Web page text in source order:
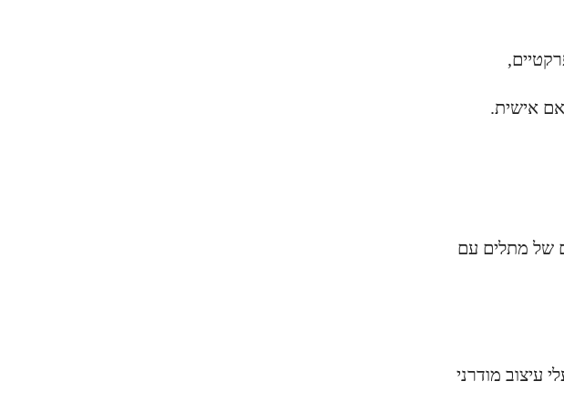
אישית.
של מתלים עם
עיצוב מודרני